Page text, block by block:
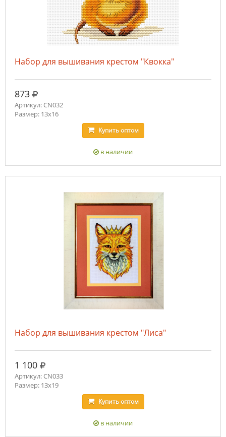
Набор для вышивания крестом "Квокка"
873 руб.
Артикул: CN032
Размер: 13х16
Купитьоптом
в наличии
Набор для вышивания крестом "Лиса"
1 100 руб.
Артикул: CN033
Размер: 13x19
Купитьоптом
в наличии